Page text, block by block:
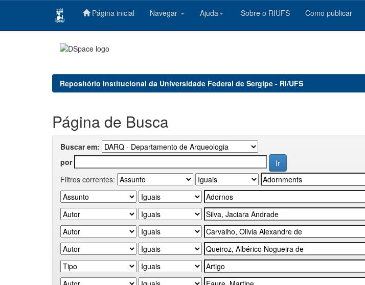
Página inicial Navegar Ajuda Sobre o RIUFS Como publicar
Repositório Institucional da Universidade Federal de Sergipe - RI/UFS
Página de Busca
Buscar em:
por
Filtros correntes: